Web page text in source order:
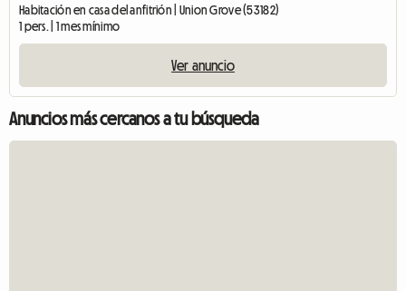
Habitación en casa del anfitrión | Union Grove (53182)
1 pers. | 1 mes mínimo
Ver anuncio
Anuncios más cercanos a tu búsqueda